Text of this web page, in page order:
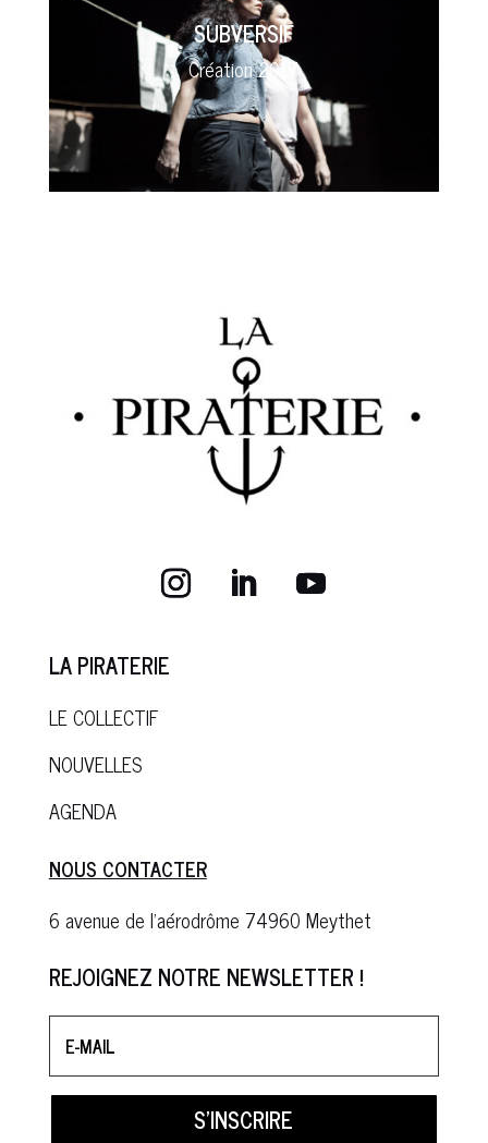
SUBVERSIF
Création 2017
LA PIRATERIE
LE COLLECTIF
NOUVELLES
AGENDA
NOUS CONTACTER
6 avenue de l’aérodrôme 74960 Meythet
REJOIGNEZ NOTRE NEWSLETTER !
S'INSCRIRE